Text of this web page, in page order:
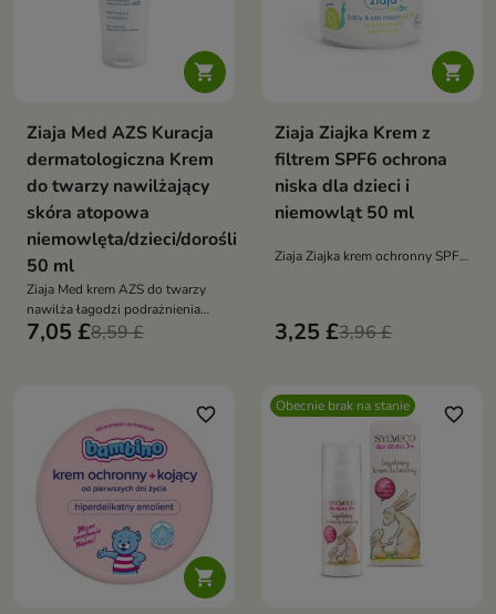

Ziaja Med AZS Kuracja
dermatologiczna Krem
do twarzy nawilżający
skóra atopowa
niemowlęta/dzieci/dorośli
50 ml
Ziaja Med krem AZS do twarzy
nawilża łagodzi podrażnienia
redukuje suchość i świąd
7,05 £8,59 £

Ziaja Ziajka Krem z
filtrem SPF6 ochrona
niska dla dzieci i
niemowląt 50 ml
Ziaja Ziajka krem ochronny SPF6
natłuszcza i koi delikatną skórę
3,25 £3,96 £

favorite_border Obecnie brak na stanie favorite_border